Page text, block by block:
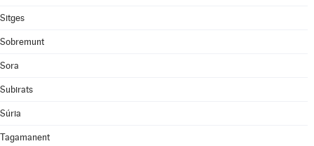
Sitges
Sobremunt
Sora
Subirats
Súria
Tagamanent